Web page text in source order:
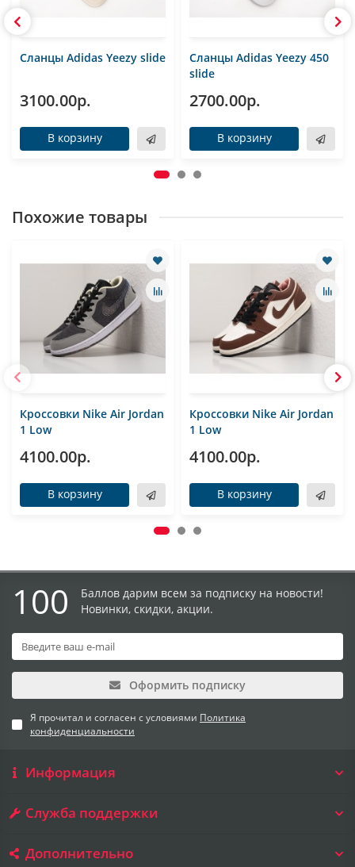
Сланцы Adidas Yeezy slide
3100.00р.
В корзину
Сланцы Adidas Yeezy 450
slide
2700.00р.
В корзину
Похожие товары
Кроссовки Nike Air Jordan
1 Low
4100.00р.
В корзину
Кроссовки Nike Air Jordan
1 Low
4100.00р.
В корзину
100
Баллов дарим всем за подписку на новости!
Новинки, скидки, акции.
Оформить подписку
Я прочитал и согласен с условиями Политика
конфиденциальности
Информация
Служба поддержки
Дополнительно